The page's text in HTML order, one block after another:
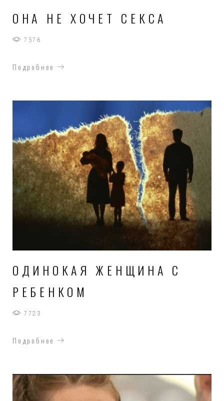
ОНА НЕ ХОЧЕТ СЕКСА
7576
Подробнее
ОДИНОКАЯ ЖЕНЩИНА С
РЕБЕНКОМ
7723
Подробнее